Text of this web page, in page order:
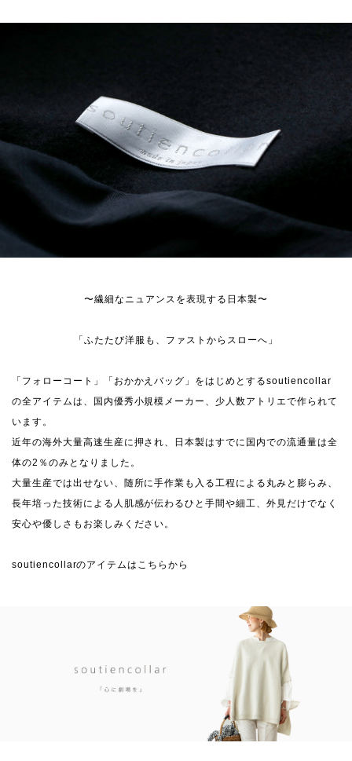
〜繊細なニュアンスを表現する日本製〜
「ふたたび洋服も、ファストからスローへ」
「フォローコート」「おかかえバッグ」をはじめとするsoutiencollar
の全アイテムは、国内優秀小規模メーカー、少人数アトリエで作られて
います。
近年の海外大量高速生産に押され、日本製はすでに国内での流通量は全
体の2％のみとなりました。
大量生産では出せない、随所に手作業も入る工程による丸みと膨らみ、
長年培った技術による人肌感が伝わるひと手間や細工、外見だけでなく
安心や優しさもお楽しみください。
soutiencollarのアイテムはこちらから